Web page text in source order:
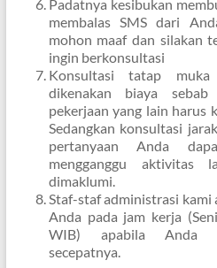
Padatnya kesibukan
membalas SMS dari
mohon maaf dan silakan
ingin berkonsultasi
Konsultasi tatap
dikenakan biaya
pekerjaan yang lain harus
Sedangkan konsultasi
pertanyaan Anda
mengganggu aktivitas
dimaklumi.
Staf-staf administrasi kami
Anda pada jam kerja
WIB) apabila Anda
secepatnya.